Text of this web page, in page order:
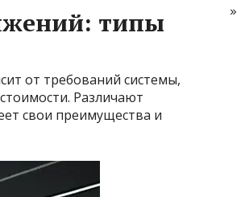
типы
от требований системы,
Различают
свои преимущества и